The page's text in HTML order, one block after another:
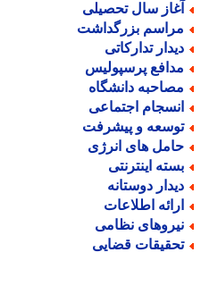
سال تحصیلی
بزرگداشت
تدارکاتی
پرسپولیس
دانشگاه
اجتماعی
و پیشرفت
های انرژی
اینترنتی
دوستانه
اطلاعات
نظامی
قضایی